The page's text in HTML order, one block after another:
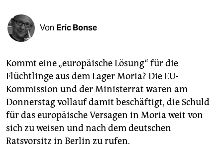
shop
fragen & hilfe
unterstützen
abo
genossenschaft
epaper login
Von Eric Bonse
Kommt eine „europäische Lösung“ für die
Flüchtlinge aus dem Lager Moria? Die EU-
Kommission und der Ministerrat waren am
Donnerstag vollauf damit beschäftigt, die Schuld
für das europäische Versagen in Moria weit von
sich zu weisen und nach dem deutschen
Ratsvorsitz in Berlin zu rufen.